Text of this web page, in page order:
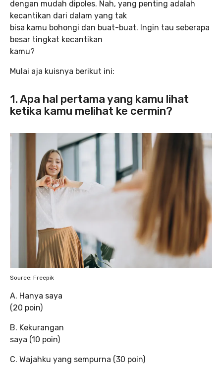
dengan mudah dipoles. Nah, yang penting adalah
kecantikan dari dalam yang tak
bisa kamu bohongi dan buat-buat. Ingin tau seberapa
besar tingkat kecantikan
kamu?
Mulai aja kuisnya berikut ini:
1. Apa hal pertama yang kamu lihat
ketika kamu melihat ke cermin?
Source: Freepik
A. Hanya saya
(20 poin)
B. Kekurangan
saya (10 poin)
C. Wajahku yang sempurna (30 poin)